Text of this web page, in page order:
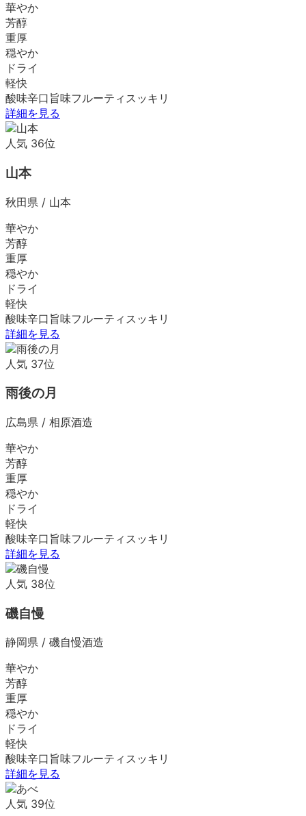
華やか
芳醇
重厚
穏やか
ドライ
軽快
酸味辛口 旨味フルーティ スッキリ
詳細を見る
人気 36位
山本
秋田県 / 山本
華やか
芳醇
重厚
穏やか
ドライ
軽快
酸味辛口 旨味フルーティ スッキリ
詳細を見る
人気 37位
雨後の月
広島県 / 相原酒造
華やか
芳醇
重厚
穏やか
ドライ
軽快
酸味辛口 旨味フルーティ スッキリ
詳細を見る
人気 38位
磯自慢
静岡県 / 磯自慢酒造
華やか
芳醇
重厚
穏やか
ドライ
軽快
酸味辛口 旨味フルーティ スッキリ
詳細を見る
人気 39位